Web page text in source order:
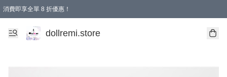
消費即享全單 8 折優惠！
購物滿 HKD 1500.00即享免運費優惠！（適用於 本地送貨、本地取貨、國際送貨 )
dollremi.store